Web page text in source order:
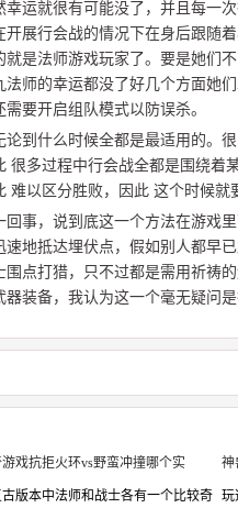
运就很有可能没了，并且每一
展行会战的情况下在身后跟随
是法师游戏玩家了。要是她们
师的幸运都没了好几个方面她
要开启组队模式以防误杀。
到什么时候全都是最适用的。
很多过程中行会战全都是围绕着
以区分胜败，因此 这个时候就
事，说到底这一个方法在游戏
地抵达埋伏点，假如别人都早
围点打猎，只不过都是需用祈祷
装备，我认为这一个毫无疑问是
戏抗拒火环vs野蛮冲撞哪个实
版本中法师和战士各有一个比较奇
神
玩